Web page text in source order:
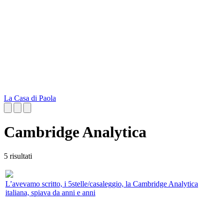
La Casa di Paola
Cambridge Analytica
5 risultati
L’avevamo scritto, i 5stelle/casaleggio, la Cambridge Analytica
italiana, spiava da anni e anni